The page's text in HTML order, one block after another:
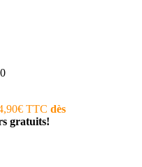
TTC dès
gratuits!